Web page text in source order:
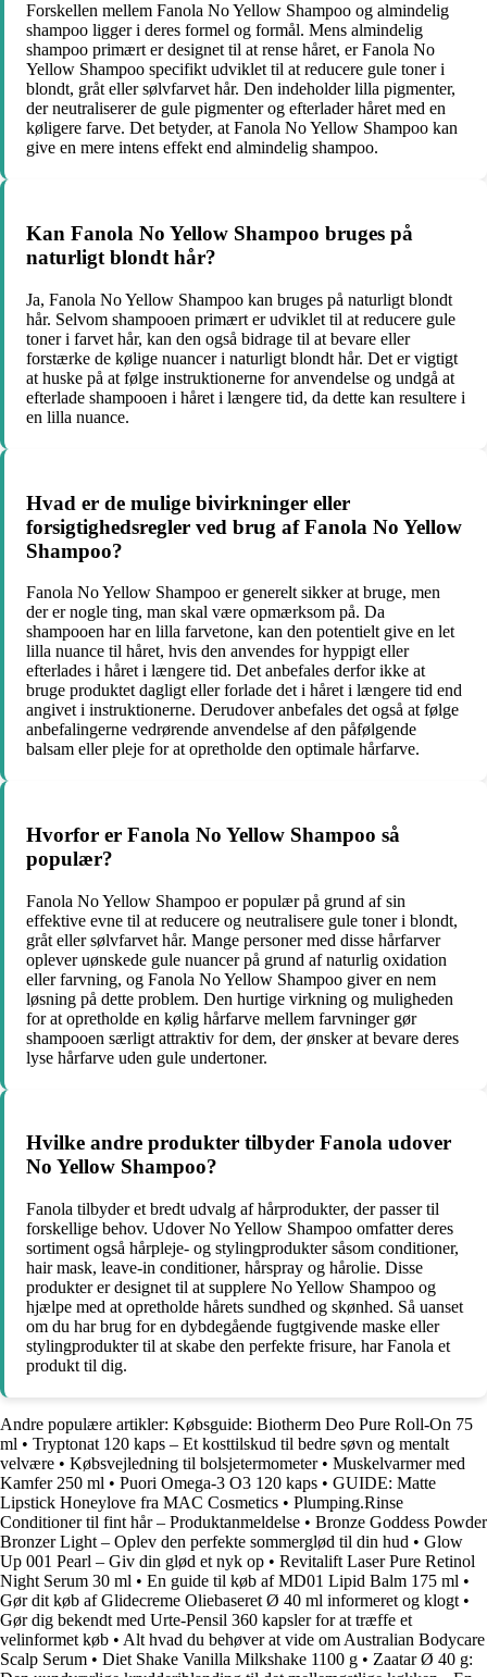
Forskellen mellem Fanola No Yellow Shampoo og almindelig
shampoo ligger i deres formel og formål. Mens almindelig
shampoo primært er designet til at rense håret, er Fanola No
Yellow Shampoo specifikt udviklet til at reducere gule toner i
blondt, gråt eller sølvfarvet hår. Den indeholder lilla pigmenter,
der neutraliserer de gule pigmenter og efterlader håret med en
køligere farve. Det betyder, at Fanola No Yellow Shampoo kan
give en mere intens effekt end almindelig shampoo.
Kan Fanola No Yellow Shampoo bruges på
naturligt blondt hår?
Ja, Fanola No Yellow Shampoo kan bruges på naturligt blondt
hår. Selvom shampooen primært er udviklet til at reducere gule
toner i farvet hår, kan den også bidrage til at bevare eller
forstærke de kølige nuancer i naturligt blondt hår. Det er vigtigt
at huske på at følge instruktionerne for anvendelse og undgå at
efterlade shampooen i håret i længere tid, da dette kan resultere i
en lilla nuance.
Hvad er de mulige bivirkninger eller
forsigtighedsregler ved brug af Fanola No Yellow
Shampoo?
Fanola No Yellow Shampoo er generelt sikker at bruge, men
der er nogle ting, man skal være opmærksom på. Da
shampooen har en lilla farvetone, kan den potentielt give en let
lilla nuance til håret, hvis den anvendes for hyppigt eller
efterlades i håret i længere tid. Det anbefales derfor ikke at
bruge produktet dagligt eller forlade det i håret i længere tid end
angivet i instruktionerne. Derudover anbefales det også at følge
anbefalingerne vedrørende anvendelse af den påfølgende
balsam eller pleje for at opretholde den optimale hårfarve.
Hvorfor er Fanola No Yellow Shampoo så
populær?
Fanola No Yellow Shampoo er populær på grund af sin
effektive evne til at reducere og neutralisere gule toner i blondt,
gråt eller sølvfarvet hår. Mange personer med disse hårfarver
oplever uønskede gule nuancer på grund af naturlig oxidation
eller farvning, og Fanola No Yellow Shampoo giver en nem
løsning på dette problem. Den hurtige virkning og muligheden
for at opretholde en kølig hårfarve mellem farvninger gør
shampooen særligt attraktiv for dem, der ønsker at bevare deres
lyse hårfarve uden gule undertoner.
Hvilke andre produkter tilbyder Fanola udover
No Yellow Shampoo?
Fanola tilbyder et bredt udvalg af hårprodukter, der passer til
forskellige behov. Udover No Yellow Shampoo omfatter deres
sortiment også hårpleje- og stylingprodukter såsom conditioner,
hair mask, leave-in conditioner, hårspray og hårolie. Disse
produkter er designet til at supplere No Yellow Shampoo og
hjælpe med at opretholde hårets sundhed og skønhed. Så uanset
om du har brug for en dybdegående fugtgivende maske eller
stylingprodukter til at skabe den perfekte frisure, har Fanola et
produkt til dig.
Andre populære artikler: Købsguide: Biotherm Deo Pure Roll-On 75
ml • Tryptonat 120 kaps – Et kosttilskud til bedre søvn og mentalt
velvære • Købsvejledning til bolsjetermometer• Muskelvarmer med
Kamfer 250 ml • Puori Omega-3 O3 120 kaps • GUIDE: Matte
Lipstick Honeylove fra MAC Cosmetics • Plumping.Rinse
Conditioner til fint hår – Produktanmeldelse • Bronze Goddess Powder
Bronzer Light – Oplev den perfekte sommerglød til din hud • Glow
Up 001 Pearl – Giv din glød et nyk op • Revitalift Laser Pure Retinol
Night Serum 30 ml • En guide til køb af MD01 Lipid Balm 175 ml •
Gør dit køb af Glidecreme Oliebaseret Ø 40 ml informeret og klogt •
Gør dig bekendt med Urte-Pensil 360 kapsler for at træffe et
velinformet køb • Alt hvad du behøver at vide om Australian Bodycare
Scalp Serum • Diet Shake Vanilla Milkshake 1100 g • Zaatar Ø 40 g: